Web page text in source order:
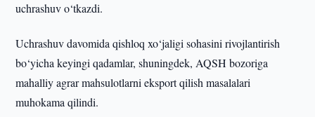
uchrashuv o‘tkazdi.
Uchrashuv davomida qishloq xo‘jaligi sohasini rivojlantirish
bo‘yicha keyingi qadamlar, shuningdek, AQSH bozoriga
mahalliy agrar mahsulotlarni eksport qilish masalalari
muhokama qilindi.